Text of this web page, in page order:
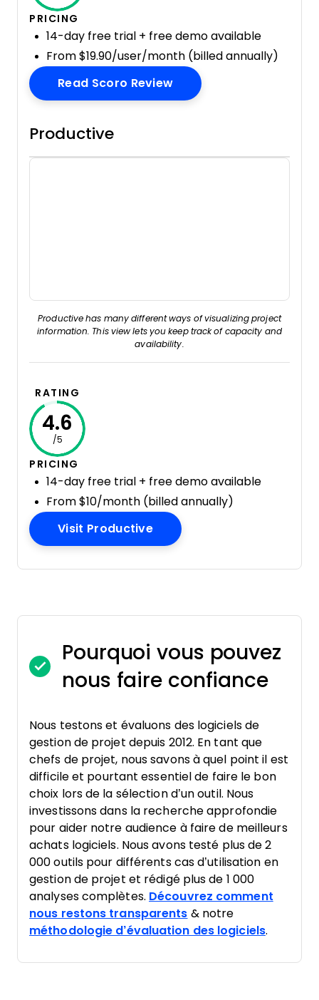
PRICING
14-day free trial + free demo available
From $19.90/user/month (billed annually)
Read Scoro ReviewOpens New Window
Productive
Productive has many different ways of visualizing project
information. This view lets you keep track of capacity and
availability.
RATING
4.6
/5
PRICING
14-day free trial + free demo available
From $10/month (billed annually)
Visit ProductiveOpens New Window
Pourquoi vous pouvez
nous faire confiance
Nous testons et évaluons des logiciels de
gestion de projet depuis 2012. En tant que
chefs de projet, nous savons à quel point il est
difficile et pourtant essentiel de faire le bon
choix lors de la sélection d’un outil. Nous
investissons dans la recherche approfondie
pour aider notre audience à faire de meilleurs
achats logiciels. Nous avons testé plus de 2
000 outils pour différents cas d’utilisation en
gestion de projet et rédigé plus de 1 000
analyses complètes. Découvrez comment
nous restons transparents & notre
méthodologie d’évaluation des logiciels.